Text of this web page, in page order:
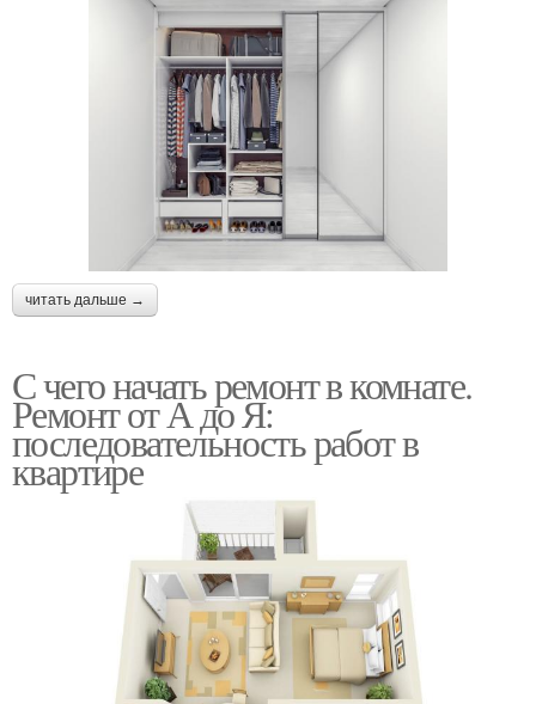
читать дальше →
С чего начать ремонт в комнате.
Ремонт от А до Я:
последовательность работ в
квартире